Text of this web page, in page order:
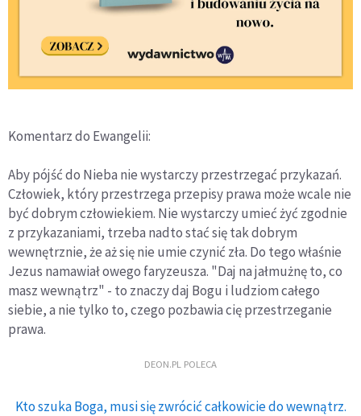
Komentarz do Ewangelii:
Aby pójść do Nieba nie wystarczy przestrzegać przykazań.
Człowiek, który przestrzega przepisy prawa może wcale nie
być dobrym człowiekiem. Nie wystarczy umieć żyć zgodnie
z przykazaniami, trzeba nadto stać się tak dobrym
wewnętrznie, że aż się nie umie czynić zła. Do tego właśnie
Jezus namawiał owego faryzeusza. "Daj na jałmużnę to, co
masz wewnątrz" - to znaczy daj Bogu i ludziom całego
siebie, a nie tylko to, czego pozbawia cię przestrzeganie
prawa.
DEON.PL POLECA
Kto szuka Boga, musi się zwrócić całkowicie do wewnątrz.